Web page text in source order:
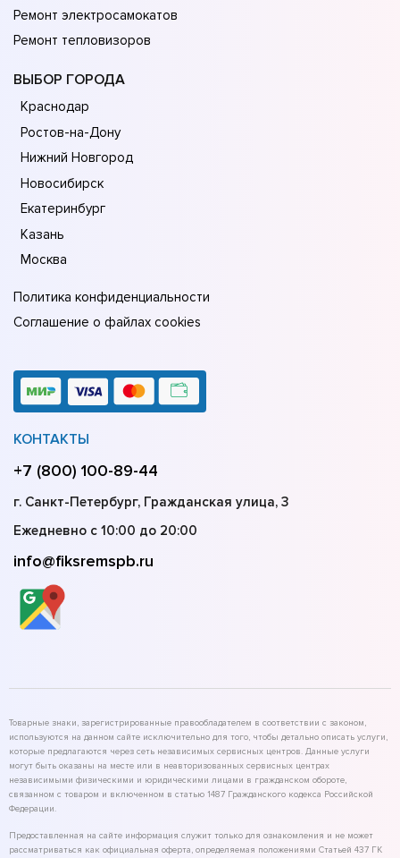
Ремонт электросамокатов
Ремонт тепловизоров
ВЫБОР ГОРОДА
Краснодар
Ростов-на-Дону
Нижний Новгород
Новосибирск
Екатеринбург
Казань
Москва
Политика конфиденциальности
Соглашение о файлах cookies
КОНТАКТЫ
+7 (800) 100-89-44
г. Санкт-Петербург, Гражданская улица, 3
Ежедневно с 10:00 до 20:00
info@fiksremspb.ru
Товарные знаки, зарегистрированные правообладателем в соответствии с законом,
используются на данном сайте исключительно для того, чтобы детально описать услуги,
которые предлагаются через сеть независимых сервисных центров. Данные услуги
могут быть оказаны на месте или в неавторизованных сервисных центрах
независимыми физическими и юридическими лицами в гражданском обороте,
связанном с товаром и включенном в статью 1487 Гражданского кодекса Российской
Федерации.
Предоставленная на сайте информация служит только для ознакомления и не может
рассматриваться как официальная оферта, определяемая положениями Статьей 437 ГК